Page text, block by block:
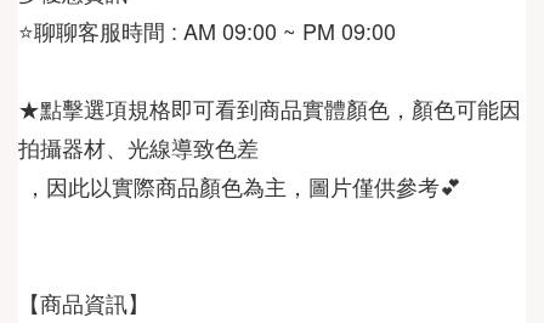
⭐️聊聊客服時間 : AM 09:00 ~ PM 09:00
★點擊選項規格即可看到商品實體顏色，顏色可能因
，因此以實際商品顏色為主，圖片僅供參考💕